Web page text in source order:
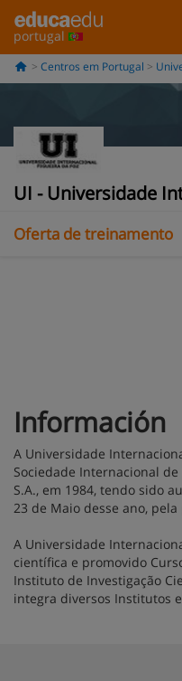
portugal
Centros em Portugal
UI - Universidade
Informação
Oferta de treinamento
Información
A Universidade
Sociedade Internacional
S.A., em 1984, tendo sido
23 de Maio desse ano,
A Universidade
científica e promovido
Instituto de Investigação
integra diversos Institutos